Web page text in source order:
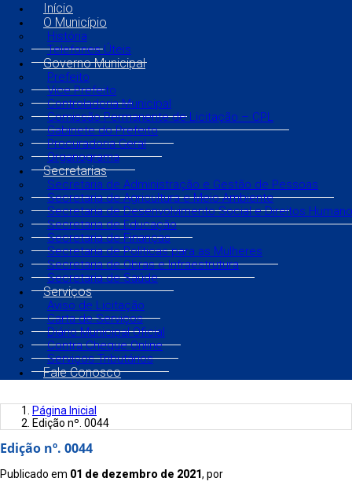
Início
O Município
História
Telefones Úteis
Governo Municipal
Prefeito
Vice Prefeito
Controladoria Municipal
Comissão Permanente de Licitação – CPL
Gabinete do Prefeito
Procuradoria Geral
Organograma
Secretarias
Secretaria de Administração e Gestão de Pessoas
Secretaria de Agricultura e Meio Ambiente
Secretaria de Desenvolvimento Social e Direitos
Secretaria de Educação
Secretaria de Finanças
Secretaria de Políticas para as Mulheres
Secretaria de Obras e Infraestrutura
Secretaria de Saúde
Serviços
Aviso de Licitação
Carta de Serviços
Diário Municipal Oficial
Contra Cheque Online
Serviços Tributários
Fale Conosco
Página Inicial
Edição nº. 0044
Edição nº. 0044
Publicado em 01 de dezembro de 2021, por